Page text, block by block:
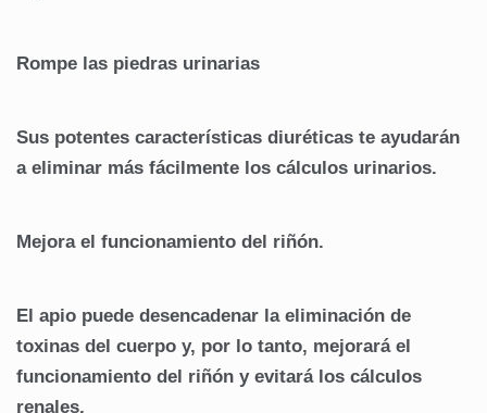
Rompe las piedras urinarias
Sus potentes características diuréticas te ayudarán
a eliminar más fácilmente los cálculos urinarios.
Mejora el funcionamiento del riñón.
El apio puede desencadenar la eliminación de
toxinas del cuerpo y, por lo tanto, mejorará el
funcionamiento del riñón y evitará los cálculos
renales.